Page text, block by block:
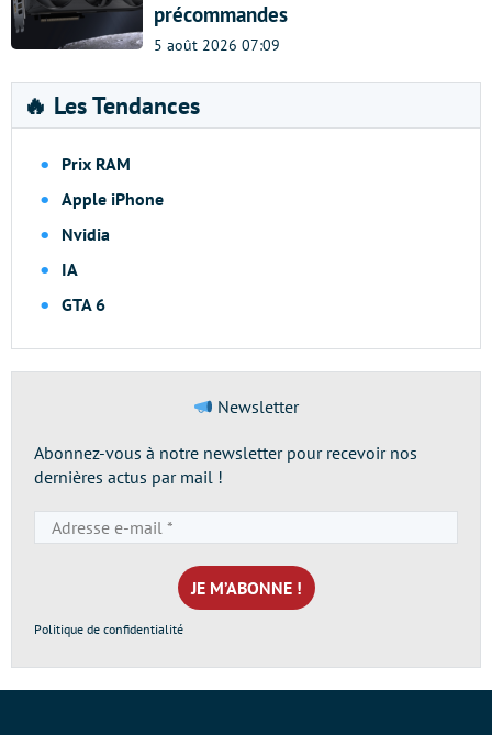
précommandes
5 août 2026 07:09
🔥 Les Tendances
Prix RAM
Apple iPhone
Nvidia
IA
GTA 6
Newsletter
Abonnez-vous à notre newsletter pour recevoir nos
dernières actus par mail !
e-
mail
*
Politique de confidentialité